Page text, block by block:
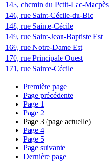
143, chemin du Petit-Lac-Macpès
146, rue Saint-Cécile-du-Bic
148, rue Sainte-Cécile
149, rue Saint-Jean-Baptiste Est
169, rue Notre-Dame Est
170, rue Principale Ouest
171, rue Sainte-Cécile
Première page
Page précédente
Page 1
Page 2
Page 3 (page actuelle)
Page 4
Page 5
Page suivante
Dernière page